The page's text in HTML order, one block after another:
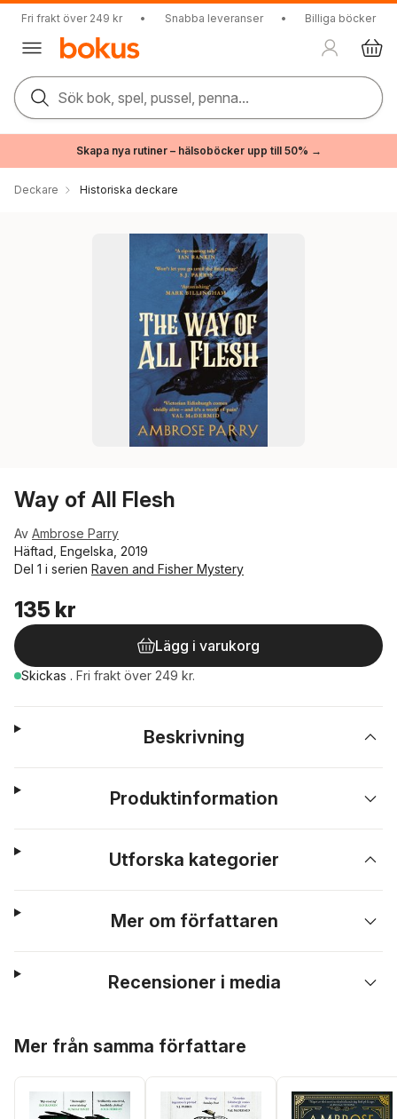
Fri frakt över 249 kr • Snabba leveranser • Billiga böcker
Sök bok, spel, pussel, penna...
Skapa nya rutiner – hälsoböcker upp till 50% →
Deckare Historiska deckare
Way of All Flesh
Av Ambrose Parry
Häftad, Engelska, 2019
Del 1 i serien Raven and Fisher Mystery
135 kr
Lägg i varukorg
Skickas . Fri frakt över 249 kr.
Beskrivning
Produktinformation
Utforska kategorier
Mer om författaren
Recensioner i media
Mer från samma författare